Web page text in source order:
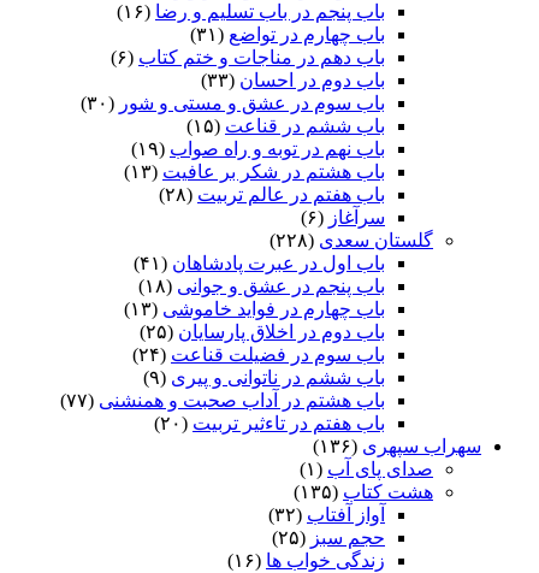
باب پنجم در باب تسلیم و رضا (۱۶)
باب چهارم در تواضع (۳۱)
باب دهم در مناجات و ختم کتاب (۶)
باب دوم در احسان (۳۳)
باب سوم در عشق و مستی و شور (۳۰)
باب ششم در قناعت (۱۵)
باب نهم در توبه و راه صواب (۱۹)
باب هشتم در شکر بر عافیت (۱۳)
باب هفتم در عالم تربیت (۲۸)
سرآغاز (۶)
گلستان سعدی (۲۲۸)
باب اول در عبرت پادشاهان (۴۱)
باب پنجم در عشق و جوانى (۱۸)
باب چهارم در فواید خاموشى (۱۳)
باب دوم در اخلاق پارسایان (۲۵)
باب سوم در فضیلت قناعت (۲۴)
باب ششم در ناتوانى و پیرى (۹)
باب هشتم در آداب صحبت و همنشنى (۷۷)
باب هفتم در تاءثیر تربیت (۲۰)
سهراب سپهری (۱۳۶)
صدای پای آب (۱)
هشت کتاب (۱۳۵)
آواز آفتاب (۳۲)
حجم سبز (۲۵)
زندگی خواب ها (۱۶)